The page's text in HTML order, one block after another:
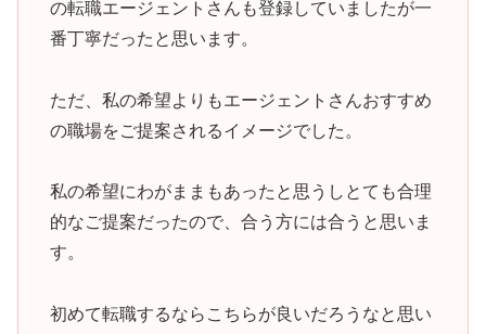
の転職エージェントさんも登録していましたが一
番丁寧だったと思います。
ただ、私の希望よりもエージェントさんおすすめ
の職場をご提案されるイメージでした。
私の希望にわがままもあったと思うしとても合理
的なご提案だったので、合う方には合うと思いま
す。
初めて転職するならこちらが良いだろうなと思い